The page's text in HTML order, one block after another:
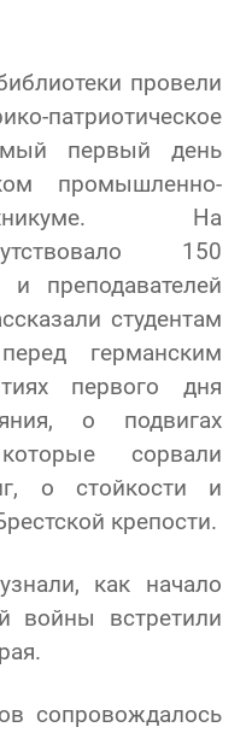
провели
первый день
промышленно-
На
150
и преподавателей
студентам
германским
первого дня
о подвигах
сорвали
о стойкости и
крепости.
как начало
войны встретили
сопровождалось